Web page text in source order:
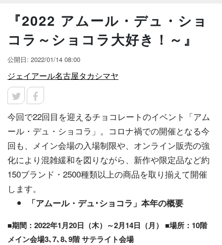
『2022 アムール・デュ・ショ
コラ～ショコラ大好き！～』
公開日: 2022/01/14 08:00
ジェイアール名古屋タカシマヤ
今回で22回目を迎えるチョコレートのイベント「アム
ール・デュ・ショコラ」。コロナ禍での開催となる今
回も、メイン会場の入場制限や、オンライン販売の強
化により混雑緩和を図りながら、新作や限定品など約
150ブランド・2500種類以上の商品を取り揃えて開催
します。
「アムール・デュ･ショコラ」本年の概要
​■期間：2022年1月20日（木）～2月14日（月） ■場所：10階
メイン会場3､7､8､9階 サテライト会場